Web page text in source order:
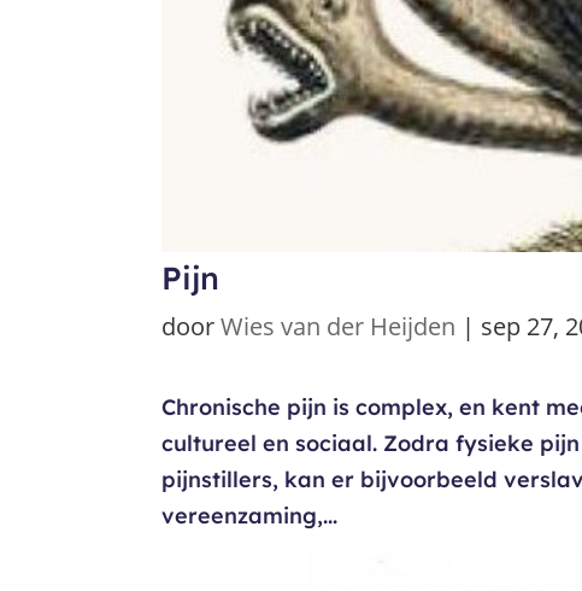
Pijn
doorWies van der Heijden | sep 27,
Chronische pijn is complex, en kent
cultureel en sociaal. Zodra fysieke
pijnstillers, kan er bijvoorbeeld
vereenzaming,...